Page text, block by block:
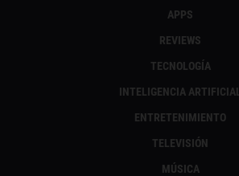
APPS
REVIEWS
TECNOLOGÍA
INTELIGENCIA ARTIFICIAL
ENTRETENIMIENTO
TELEVISIÓN
MÚSICA